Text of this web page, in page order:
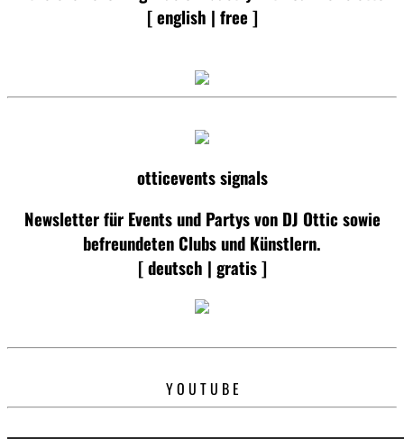
[ english | free ]
otticevents signals
Newsletter für Events und Partys von DJ Ottic sowie
befreundeten Clubs und Künstlern.
[ deutsch | gratis ]
Y O U T U B E